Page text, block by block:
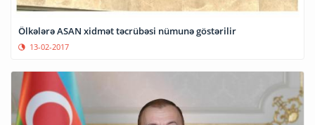
Ölkələrə ASAN xidmət təcrübəsi nümunə göstərilir
13-02-2017